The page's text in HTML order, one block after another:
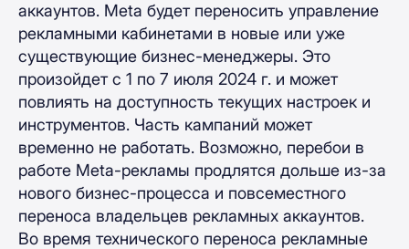
аккаунтов. Meta будет переносить управление
рекламными кабинетами в новые или уже
существующие бизнес-менеджеры. Это
произойдет с 1 по 7 июля 2024 г. и может
повлиять на доступность текущих настроек и
инструментов. Часть кампаний может
временно не работать. Возможно, перебои в
работе Meta-рекламы продлятся дольше из-за
нового бизнес-процесса и повсеместного
переноса владельцев рекламных аккаунтов.
Во время технического переноса рекламные